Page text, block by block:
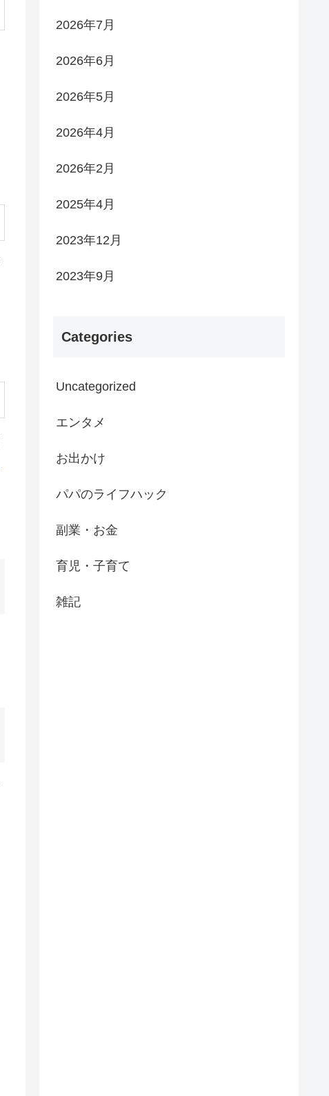
2026年7月
2026年6月
2026年5月
2026年4月
2026年2月
2025年4月
2023年12月
2023年9月
Categories
Uncategorized
エンタメ
お出かけ
パパのライフハック
副業・お金
育児・子育て
雑記